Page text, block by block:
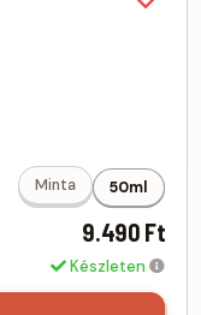
Minta 50ml
9.490 Ft
Készleten